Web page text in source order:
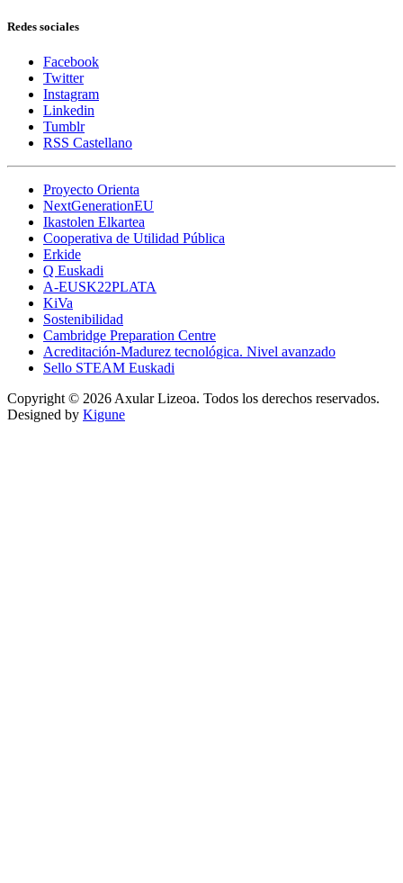
Redes sociales
Facebook
Twitter
Instagram
Linkedin
Tumblr
RSS Castellano
Proyecto Orienta
NextGenerationEU
Ikastolen Elkartea
Cooperativa de Utilidad Pública
Erkide
Q Euskadi
A-EUSK22PLATA
KiVa
Sostenibilidad
Cambridge Preparation Centre
Acreditación-Madurez tecnológica. Nivel avanzado
Sello STEAM Euskadi
Copyright © 2026 Axular Lizeoa. Todos los derechos reservados.
Designed by Kigune